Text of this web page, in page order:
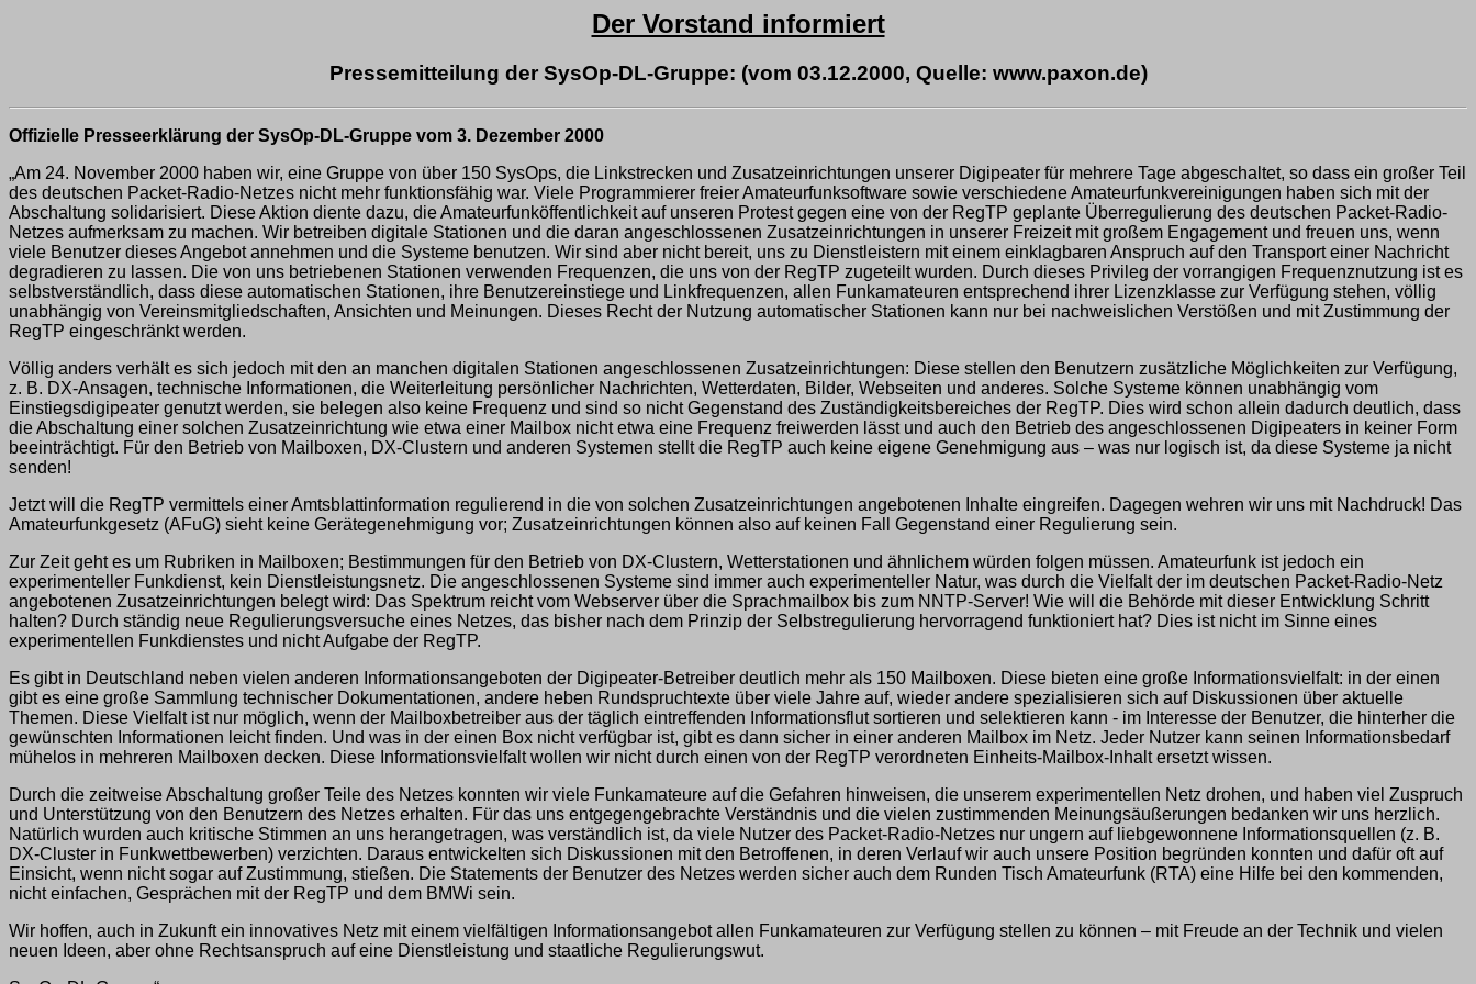
Der Vorstand informiert
Pressemitteilung der SysOp-DL-Gruppe: (vom 03.12.2000, Quelle: www.paxon.de)
Offizielle Presseerklärung der SysOp-DL-Gruppe vom 3. Dezember 2000
„Am 24. November 2000 haben wir, eine Gruppe von über 150 SysOps, die Linkstrecken und Zusatzeinrichtungen unserer Digipeater für mehrere Tage abgeschaltet, so dass ein großer Teil
des deutschen Packet-Radio-Netzes nicht mehr funktionsfähig war. Viele Programmierer freier Amateurfunksoftware sowie verschiedene Amateurfunkvereinigungen haben sich mit der
Abschaltung solidarisiert. Diese Aktion diente dazu, die Amateurfunköffentlichkeit auf unseren Protest gegen eine von der RegTP geplante Überregulierung des deutschen Packet-Radio-
Netzes aufmerksam zu machen. Wir betreiben digitale Stationen und die daran angeschlossenen Zusatzeinrichtungen in unserer Freizeit mit großem Engagement und freuen uns, wenn
viele Benutzer dieses Angebot annehmen und die Systeme benutzen. Wir sind aber nicht bereit, uns zu Dienstleistern mit einem einklagbaren Anspruch auf den Transport einer Nachricht
degradieren zu lassen. Die von uns betriebenen Stationen verwenden Frequenzen, die uns von der RegTP zugeteilt wurden. Durch dieses Privileg der vorrangigen Frequenznutzung ist es
selbstverständlich, dass diese automatischen Stationen, ihre Benutzereinstiege und Linkfrequenzen, allen Funkamateuren entsprechend ihrer Lizenzklasse zur Verfügung stehen, völlig
unabhängig von Vereinsmitgliedschaften, Ansichten und Meinungen. Dieses Recht der Nutzung automatischer Stationen kann nur bei nachweislichen Verstößen und mit Zustimmung der
RegTP eingeschränkt werden.
Völlig anders verhält es sich jedoch mit den an manchen digitalen Stationen angeschlossenen Zusatzeinrichtungen: Diese stellen den Benutzern zusätzliche Möglichkeiten zur Verfügung,
z. B. DX-Ansagen, technische Informationen, die Weiterleitung persönlicher Nachrichten, Wetterdaten, Bilder, Webseiten und anderes. Solche Systeme können unabhängig vom
Einstiegsdigipeater genutzt werden, sie belegen also keine Frequenz und sind so nicht Gegenstand des Zuständigkeitsbereiches der RegTP. Dies wird schon allein dadurch deutlich, dass
die Abschaltung einer solchen Zusatzeinrichtung wie etwa einer Mailbox nicht etwa eine Frequenz freiwerden lässt und auch den Betrieb des angeschlossenen Digipeaters in keiner Form
beeinträchtigt. Für den Betrieb von Mailboxen, DX-Clustern und anderen Systemen stellt die RegTP auch keine eigene Genehmigung aus – was nur logisch ist, da diese Systeme ja nicht
senden!
Jetzt will die RegTP vermittels einer Amtsblattinformation regulierend in die von solchen Zusatzeinrichtungen angebotenen Inhalte eingreifen. Dagegen wehren wir uns mit Nachdruck! Das
Amateurfunkgesetz (AFuG) sieht keine Gerätegenehmigung vor; Zusatzeinrichtungen können also auf keinen Fall Gegenstand einer Regulierung sein.
Zur Zeit geht es um Rubriken in Mailboxen; Bestimmungen für den Betrieb von DX-Clustern, Wetterstationen und ähnlichem würden folgen müssen. Amateurfunk ist jedoch ein
experimenteller Funkdienst, kein Dienstleistungsnetz. Die angeschlossenen Systeme sind immer auch experimenteller Natur, was durch die Vielfalt der im deutschen Packet-Radio-Netz
angebotenen Zusatzeinrichtungen belegt wird: Das Spektrum reicht vom Webserver über die Sprachmailbox bis zum NNTP-Server! Wie will die Behörde mit dieser Entwicklung Schritt
halten? Durch ständig neue Regulierungsversuche eines Netzes, das bisher nach dem Prinzip der Selbstregulierung hervorragend funktioniert hat? Dies ist nicht im Sinne eines
experimentellen Funkdienstes und nicht Aufgabe der RegTP.
Es gibt in Deutschland neben vielen anderen Informationsangeboten der Digipeater-Betreiber deutlich mehr als 150 Mailboxen. Diese bieten eine große Informationsvielfalt: in der einen
gibt es eine große Sammlung technischer Dokumentationen, andere heben Rundspruchtexte über viele Jahre auf, wieder andere spezialisieren sich auf Diskussionen über aktuelle
Themen. Diese Vielfalt ist nur möglich, wenn der Mailboxbetreiber aus der täglich eintreffenden Informationsflut sortieren und selektieren kann - im Interesse der Benutzer, die hinterher die
gewünschten Informationen leicht finden. Und was in der einen Box nicht verfügbar ist, gibt es dann sicher in einer anderen Mailbox im Netz. Jeder Nutzer kann seinen Informationsbedarf
mühelos in mehreren Mailboxen decken. Diese Informationsvielfalt wollen wir nicht durch einen von der RegTP verordneten Einheits-Mailbox-Inhalt ersetzt wissen.
Durch die zeitweise Abschaltung großer Teile des Netzes konnten wir viele Funkamateure auf die Gefahren hinweisen, die unserem experimentellen Netz drohen, und haben viel Zuspruch
und Unterstützung von den Benutzern des Netzes erhalten. Für das uns entgegengebrachte Verständnis und die vielen zustimmenden Meinungsäußerungen bedanken wir uns herzlich.
Natürlich wurden auch kritische Stimmen an uns herangetragen, was verständlich ist, da viele Nutzer des Packet-Radio-Netzes nur ungern auf liebgewonnene Informationsquellen (z. B.
DX-Cluster in Funkwettbewerben) verzichten. Daraus entwickelten sich Diskussionen mit den Betroffenen, in deren Verlauf wir auch unsere Position begründen konnten und dafür oft auf
Einsicht, wenn nicht sogar auf Zustimmung, stießen. Die Statements der Benutzer des Netzes werden sicher auch dem Runden Tisch Amateurfunk (RTA) eine Hilfe bei den kommenden,
nicht einfachen, Gesprächen mit der RegTP und dem BMWi sein.
Wir hoffen, auch in Zukunft ein innovatives Netz mit einem vielfältigen Informationsangebot allen Funkamateuren zur Verfügung stellen zu können – mit Freude an der Technik und vielen
neuen Ideen, aber ohne Rechtsanspruch auf eine Dienstleistung und staatliche Regulierungswut.